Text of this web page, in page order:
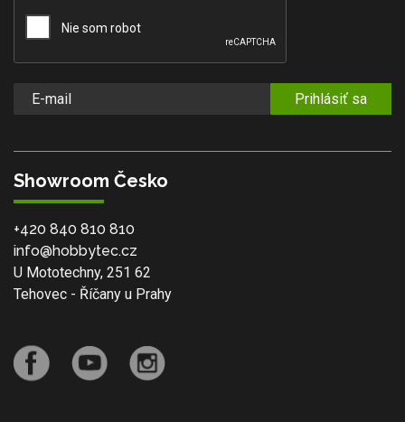
Prihlásiť sa
Showroom Česko
+420 840 810 810
info@hobbytec.cz
U Mototechny, 251 62
Tehovec - Říčany u Prahy